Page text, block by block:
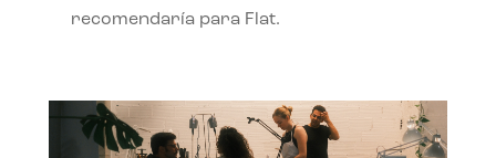
recomendaría para Flat.